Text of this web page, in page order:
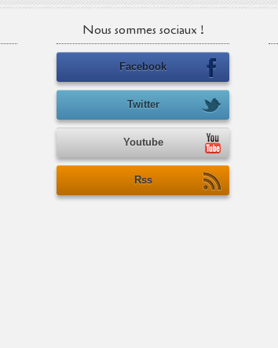
Nous sommes sociaux !
Facebook
Twitter
Youtube
Rss